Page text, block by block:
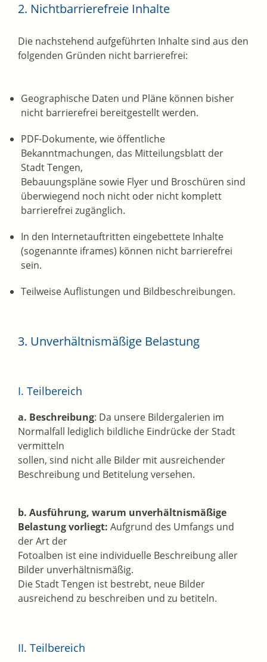
2. Nichtbarrierefreie Inhalte
Die nachstehend aufgeführten Inhalte sind aus den
folgenden Gründen nicht barrierefrei:
Geographische Daten und Pläne können bisher
nicht barrierefrei bereitgestellt werden.
PDF-Dokumente, wie öffentliche
Bekanntmachungen, das Mitteilungsblatt der
Stadt Tengen,
Bebauungspläne sowie Flyer und Broschüren sind
überwiegend noch nicht oder nicht komplett
barrierefrei zugänglich.
In den Internetauftritten eingebettete Inhalte
(sogenannte iframes) können nicht barrierefrei
sein.
Teilweise Auflistungen und Bildbeschreibungen.
3. Unverhältnismäßige Belastung
I. Teilbereich
a. Beschreibung: Da unsere Bildergalerien im
Normalfall lediglich bildliche Eindrücke der Stadt
vermitteln
sollen, sind nicht alle Bilder mit ausreichender
Beschreibung und Betitelung versehen.
b. Ausführung, warum unverhältnismäßige
Belastung vorliegt: Aufgrund des Umfangs und
der Art der
Fotoalben ist eine individuelle Beschreibung aller
Bilder unverhältnismäßig.
Die Stadt Tengen ist bestrebt, neue Bilder
ausreichend zu beschreiben und zu betiteln.
II. Teilbereich